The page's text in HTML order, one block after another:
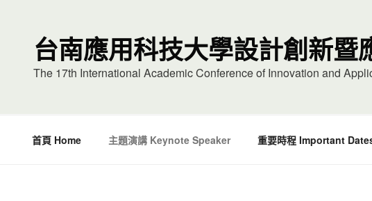
台南應用科技大學設計創新暨
The 17th International Academic Conference of Innovation and
首頁 Home 主題演講 Keynote Speaker 重要時程 Important